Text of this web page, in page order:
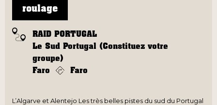
roulage
RAID PORTUGAL
Le Sud Portugal (Constituez votre
groupe)
Faro
Faro
L’Algarve et Alentejo Les très belles pistes du sud du Portugal